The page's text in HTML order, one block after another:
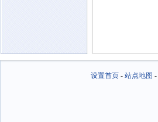
设置首页- 站点地图 -